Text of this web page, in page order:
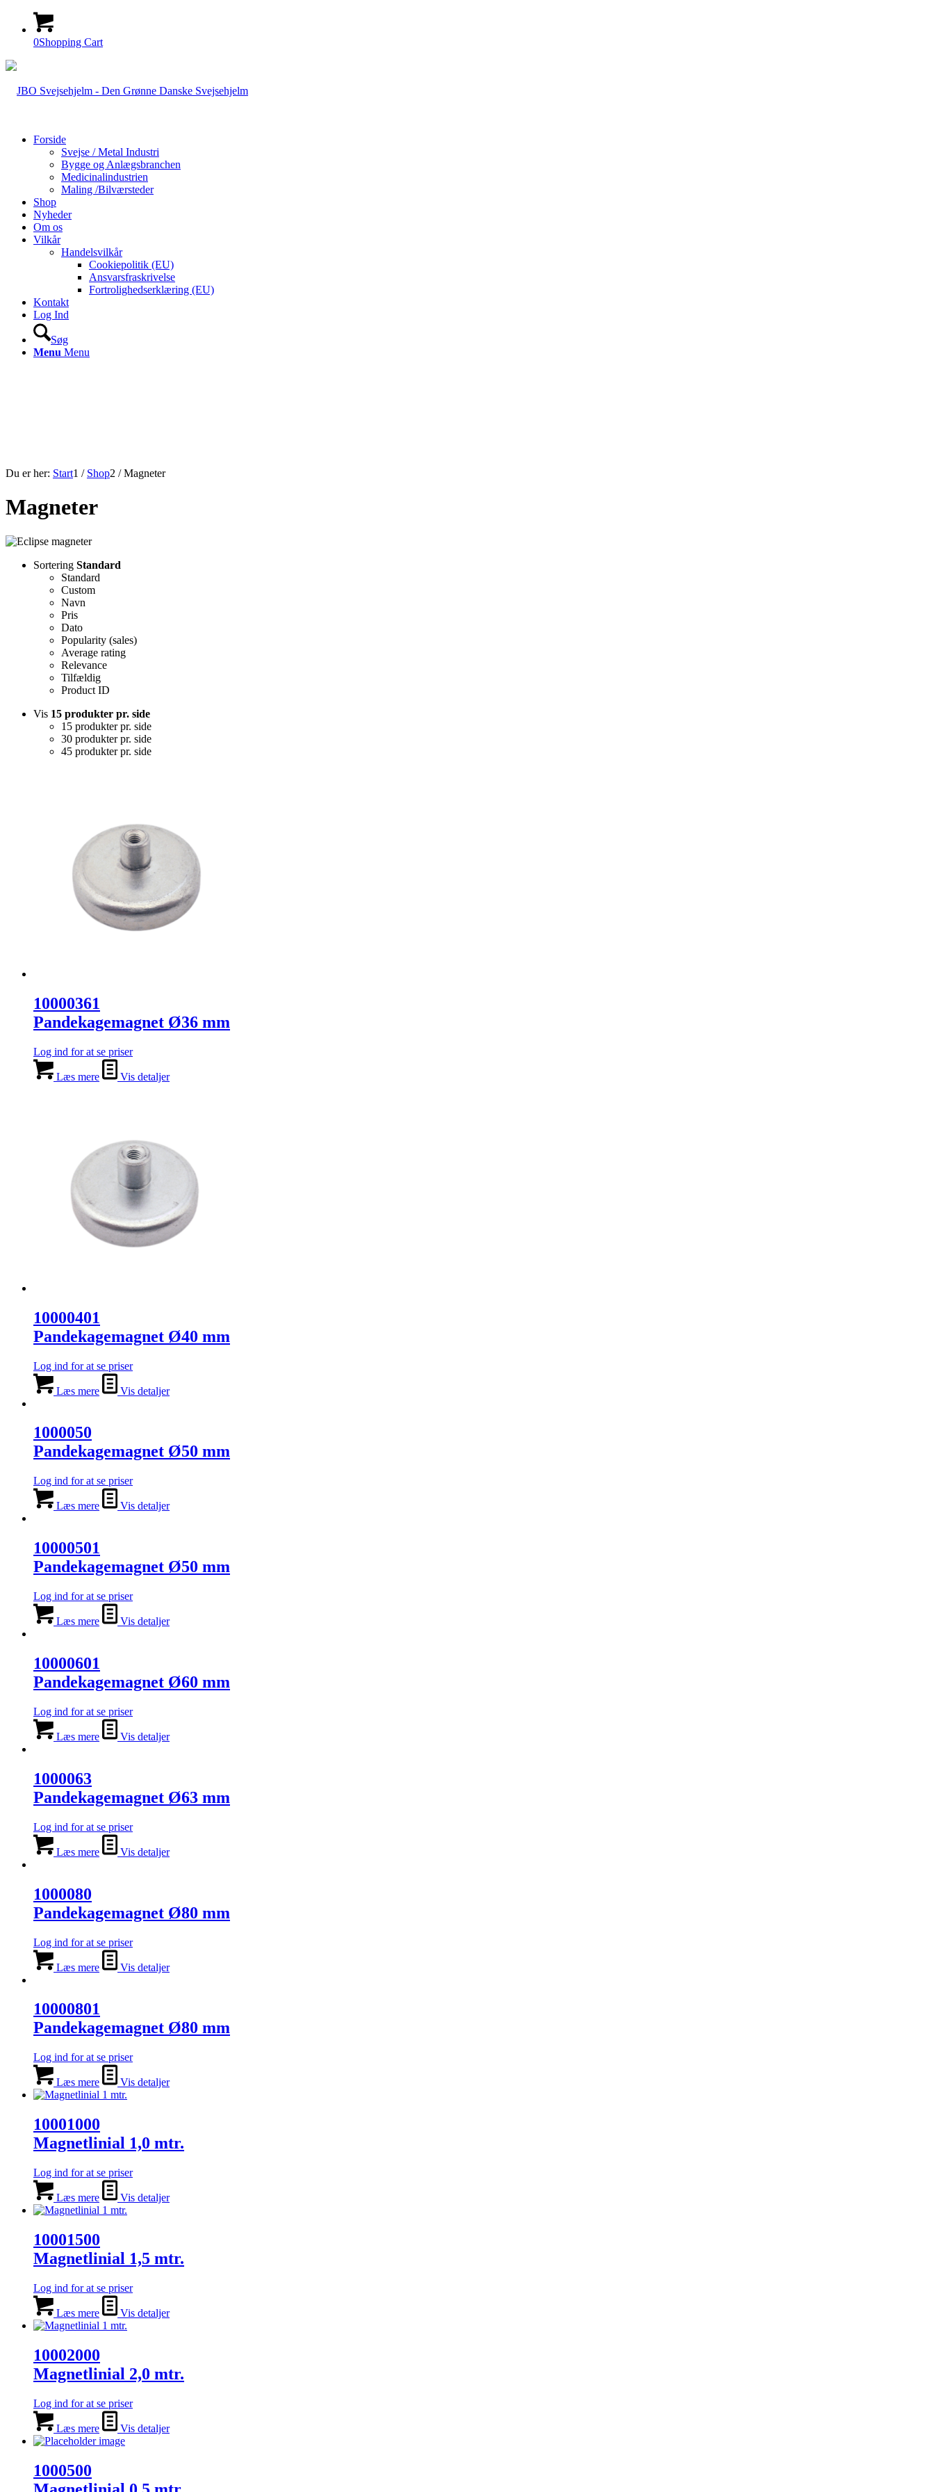
0Shopping Cart
Forside
Svejse / Metal Industri
Bygge og Anlægsbranchen
Medicinalindustrien
Maling /Bilværsteder
Shop
Nyheder
Om os
Vilkår
Handelsvilkår
Cookiepolitik (EU)
Ansvarsfraskrivelse
Fortrolighedserklæring (EU)
Kontakt
Log Ind
Søg
Menu Menu
Du er her: Start1 / Shop2 / Magneter
Magneter
Sortering Standard
Standard
Custom
Navn
Pris
Dato
Popularity (sales)
Average rating
Relevance
Tilfældig
Product ID
Vis 15 produkter pr. side
15 produkter pr. side
30 produkter pr. side
45 produkter pr. side
10000361
Pandekagemagnet Ø36 mm
Log ind for at se priser
Læs mere Vis detaljer
10000401
Pandekagemagnet Ø40 mm
Log ind for at se priser
Læs mere Vis detaljer
1000050
Pandekagemagnet Ø50 mm
Log ind for at se priser
Læs mere Vis detaljer
10000501
Pandekagemagnet Ø50 mm
Log ind for at se priser
Læs mere Vis detaljer
10000601
Pandekagemagnet Ø60 mm
Log ind for at se priser
Læs mere Vis detaljer
1000063
Pandekagemagnet Ø63 mm
Log ind for at se priser
Læs mere Vis detaljer
1000080
Pandekagemagnet Ø80 mm
Log ind for at se priser
Læs mere Vis detaljer
10000801
Pandekagemagnet Ø80 mm
Log ind for at se priser
Læs mere Vis detaljer
10001000
Magnetlinial 1,0 mtr.
Log ind for at se priser
Læs mere Vis detaljer
10001500
Magnetlinial 1,5 mtr.
Log ind for at se priser
Læs mere Vis detaljer
10002000
Magnetlinial 2,0 mtr.
Log ind for at se priser
Læs mere Vis detaljer
1000500